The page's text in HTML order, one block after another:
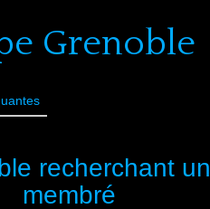
Grenoble
recherchant
membré